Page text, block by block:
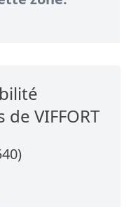
VIFFORT